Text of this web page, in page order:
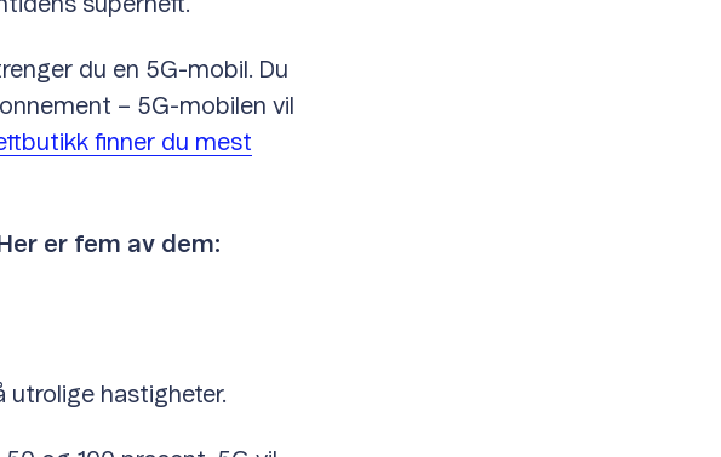
supernett.
du en 5G-mobil. Du
– 5G-mobilen vil
finner du mest
er fem av dem:
hastigheter.